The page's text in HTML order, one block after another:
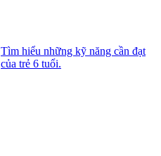
Tìm hiểu những kỹ năng cần đạt
của trẻ 6 tuổi.